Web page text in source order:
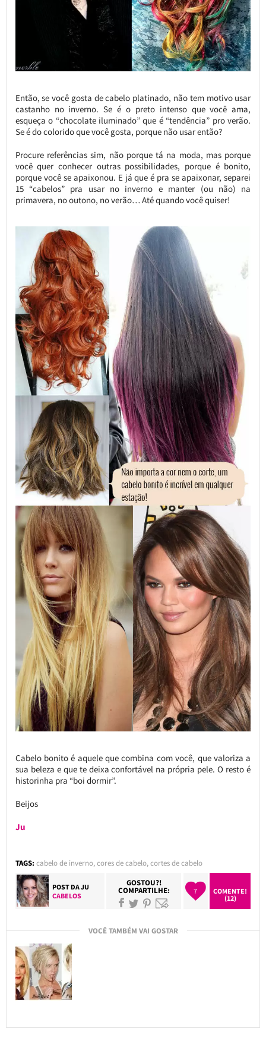
Então, se você gosta de cabelo platinado, não tem motivo usar
castanho no inverno. Se é o preto intenso que você ama,
esqueça o “chocolate iluminado” que é “tendência” pro verão.
Se é do colorido que você gosta, porque não usar então?
Procure referências sim, não porque tá na moda, mas porque
você quer conhecer outras possibilidades, porque é bonito,
porque você se apaixonou. E já que é pra se apaixonar, separei
15 “cabelos” pra usar no inverno e manter (ou não) na
primavera, no outono, no verão… Até quando você quiser!
Cabelo bonito é aquele que combina com você, que valoriza a
sua beleza e que te deixa confortável na própria pele. O resto é
historinha pra “boi dormir”.
Beijos
Ju
TAGS: cabelo de inverno,cores de cabelo,cortes de cabelo
POST DAJU
CABELOS
GOSTOU?!
COMPARTILHE: 7
COMENTE!
(12)
VOCÊ TAMBÉM VAI GOSTAR